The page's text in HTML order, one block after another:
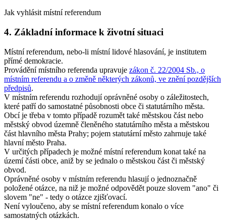
Jak vyhlásit místní referendum
4. Základní informace k životní situaci
Místní referendum, nebo-li místní lidové hlasování, je institutem
přímé demokracie.
Provádění místního referenda upravuje zákon č. 22/2004 Sb., o
místním referendu a o změně některých zákonů, ve znění pozdějších
předpisů.
V místním referendu rozhodují oprávněné osoby o záležitostech,
které patří do samostatné působnosti obce či statutárního města.
Obcí je třeba v tomto případě rozumět také městskou část nebo
městský obvod územně členěného statutárního města a městskou
část hlavního města Prahy; pojem statutární město zahrnuje také
hlavní město Praha.
V určitých případech je možné místní referendum konat také na
území části obce, aniž by se jednalo o městskou část či městský
obvod.
Oprávněné osoby v místním referendu hlasují o jednoznačně
položené otázce, na niž je možné odpovědět pouze slovem "ano" či
slovem "ne" - tedy o otázce zjišťovací.
Není vyloučeno, aby se místní referendum konalo o více
samostatných otázkách.